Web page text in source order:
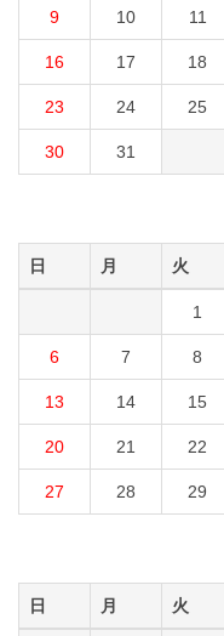
9 10 11
16 17 18
23 24 25
30 31
日 月 火
1
6 7 8
13 14 15
20 21 22
27 28 29
日 月 火